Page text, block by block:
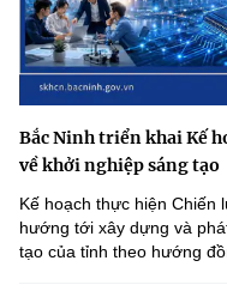
Bắc Ninh triển khai Kế
về khởi nghiệp sáng tạo
Kế hoạch thực hiện Chiến
hướng tới xây dựng và
tạo của tỉnh theo hướng